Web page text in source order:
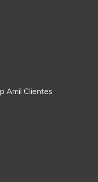
Amil Clientes